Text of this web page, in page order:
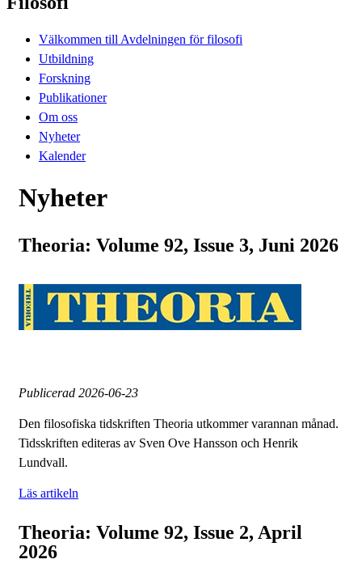
Välkommen till Avdelningen för filosofi
Utbildning
Forskning
Publikationer
Om oss
Nyheter
Kalender
Nyheter
Theoria: Volume 92, Issue 3, Juni 2026
Publicerad 2026-06-23
Den filosofiska tidskriften Theoria utkommer varannan månad.
Tidsskriften editeras av Sven Ove Hansson och Henrik
Lundvall.
Läs artikeln
Theoria: Volume 92, Issue 2, April
2026